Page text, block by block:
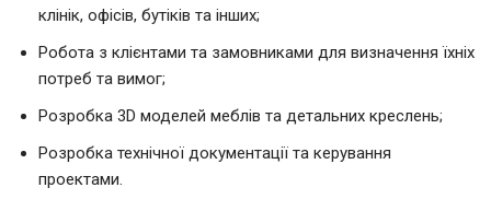
клінік, офісів, бутіків та інших;
Робота з клієнтами та замовниками для визначення їхніх
потреб та вимог;
Розробка 3D моделей меблів та детальних креслень;
Розробка технічної документації та керування
проектами.